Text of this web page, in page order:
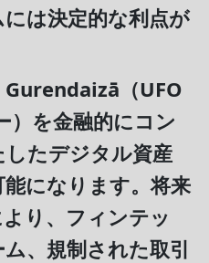
は決定的な利点が
Gurendaizā（UFO
）を金融的にコン
たデジタル資産
になります。将来
り、フィンテッ
、規制された取引